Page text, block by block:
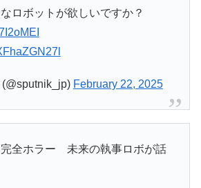
ロボットが欲しいですか？
February 22, 2025
完全ホラー 未来の執事ロボが話